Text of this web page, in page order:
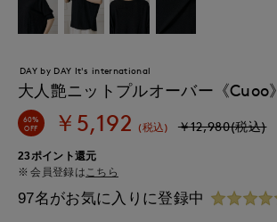
DAY by DAY It's international
大人艶ニットプルオーバー《Cuoo》
60%
OFF
￥5,192 (税込) ￥12,980(税込)
23ポイント還元
会員登録はこちら
97名がお気に入りに登録中